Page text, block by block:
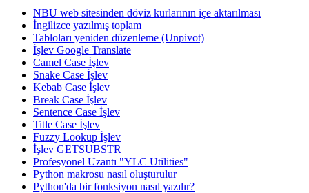
NBU web sitesinden döviz kurlarının içe aktarılması
İngilizce yazılmış toplam
Tabloları yeniden düzenleme (Unpivot)
İşlev Google Translate
Camel Case İşlev
Snake Case İşlev
Kebab Case İşlev
Break Case İşlev
Sentence Case İşlev
Title Case İşlev
Fuzzy Lookup İşlev
İşlev GETSUBSTR
Profesyonel Uzantı "YLC Utilities"
Python makrosu nasıl oluşturulur
Python'da bir fonksiyon nasıl yazılır?